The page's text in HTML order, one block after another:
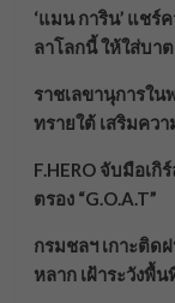
‘แมน การิน’ แชร์
ลาโลกนี้ ให้ใส่บา
ราชเลขานุการใ
ทรายใต้ เสริมคว
F.HERO จับมือเกิ
ตรอง “G.O.A.T”
กรมชลฯ เกาะติด
หลาก เฝ้าระวังพื้น